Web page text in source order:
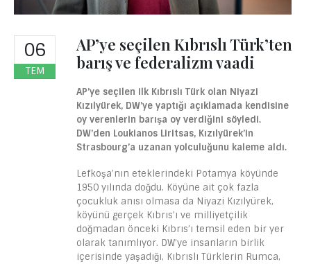
06
TEM
AP’ye seçilen Kıbrıslı Türk’ten
barış ve federalizm vaadi
AP’ye seçilen ilk Kıbrıslı Türk olan Niyazi
Kızılyürek, DW’ye yaptığı açıklamada kendisine
oy verenlerin barışa oy verdiğini söyledi.
DW’den Loukianos Liritsas, Kızılyürek’in
Strasbourg’a uzanan yolculuğunu kaleme aldı.
Lefkoşa’nın eteklerindeki Potamya köyünde
1950 yılında doğdu. Köyüne ait çok fazla
çocukluk anısı olmasa da Niyazi Kızılyürek,
köyünü gerçek Kıbrıs’ı ve milliyetçilik
doğmadan önceki Kıbrıs’ı temsil eden bir yer
olarak tanımlıyor. DW’ye insanların birlik
içerisinde yaşadığı, Kıbrıslı Türklerin Rumca,